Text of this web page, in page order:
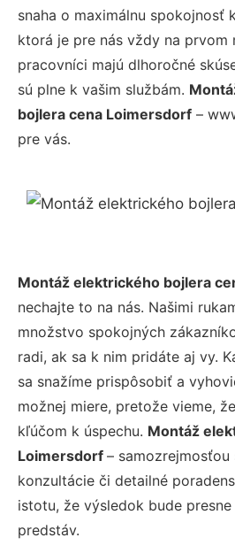
snaha o maximálnu spokojnosť
ktorá je pre nás vždy na prvom
pracovníci majú dlhoročné
sú plne k vašim službám.
bojlera cena Loimersdorf –
pre vás.
Montáž elektrického bojlera
nechajte to na nás. Našimi
množstvo spokojných
radi, ak sa k nim pridáte aj vy.
sa snažíme prispôsobiť a
možnej miere, pretože vieme,
kľúčom k úspechu. Montáž
Loimersdorf –
konzultácie či detailné
istotu, že výsledok bude
predstáv.